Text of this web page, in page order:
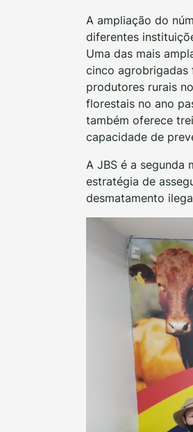
A ampliação do
diferentes
Uma das mais
cinco agrobrigadas
produtores rurais
florestais no ano
também oferece
capacidade de
A JBS é a segunda
estratégia de
desmatamento